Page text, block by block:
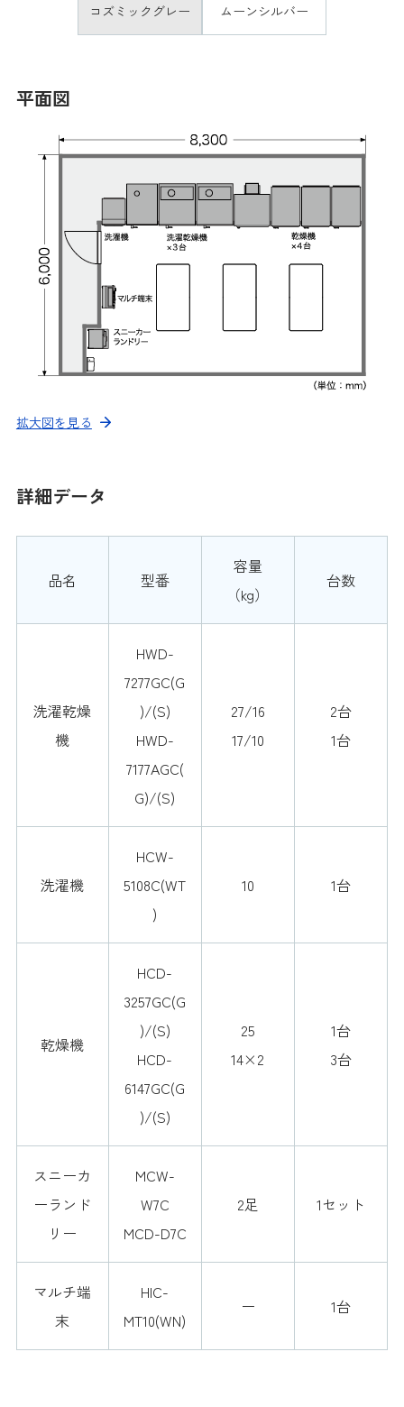
コズミックグレー ムーンシルバー
平面図
拡大図を見る
詳細データ
品名 型番
容量
（kg）
台数
洗濯乾燥
機
HWD-
7277GC(G
)/(S)
HWD-
7177AGC(
G)/(S)
27/16
17/10
2台
1台
洗濯機
HCW-
5108C(WT
)
10 1台
乾燥機
HCD-
3257GC(G
)/(S)
HCD-
6147GC(G
)/(S)
25
14×2
1台
3台
スニーカ
ーランド
リー
MCW-
W7C
MCD-D7C
2足 1セット
マルチ端
末
HIC-
MT10(WN)
ー 1台